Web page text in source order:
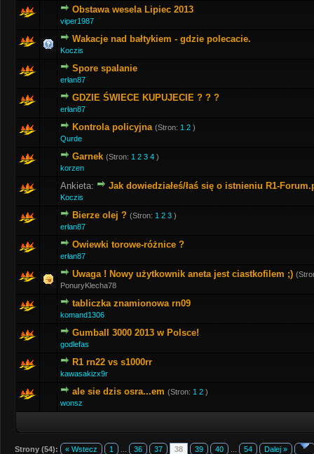
Obstawa wesela Lipiec 2013
viper1987
Wakacje nad bałtykiem - gdzie polecacie.
Koczis
Spore spalanie
erłan87
GDZIE ŚWIECE KUPUJECIE ? ? ?
erłan87
Kontrola policyjna (Stron: 1 2 )
Qurde
Garnek (Stron: 1 2 3 4 )
korzen
Ankieta: Jak dowiedziałeś/łaś się o istnieniu R1-
Koczis
Bierze olej ? (Stron: 1 2 3 )
erłan87
Owiewki torowe-różnice ?
erłan87
Uwaga ! Nowy użytkownik aneta jest ciastkofilem ;)
PonuryKlecha78
tabliczka znamionowa rn09
komand1306
Gumball 3000 2013 w Polsce!
godlefas
R1 rn22 vs s1000rr
kawasakizx9r
ale sie dzis osra...em (Stron: 1 2 )
wonsz
Strony (54): « Wstecz 1 36 37 38 39 40 54
Dalej »